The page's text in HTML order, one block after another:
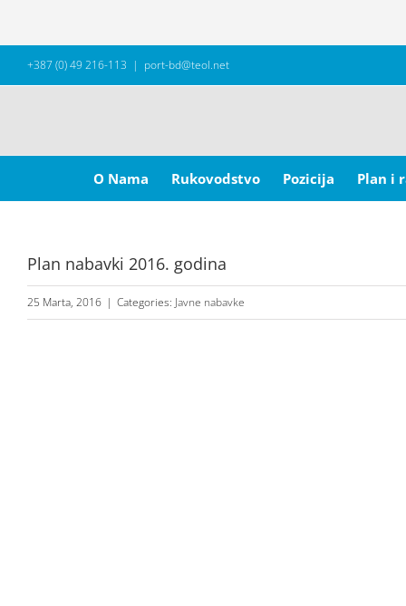
+387 (0) 49 216-113 | port-bd@teol.net
for:
O Nama
Rukovodstvo Pozicija Plan i
Plan nabavki 2016. godina
25 Marta, 2016 | Categories: Javne nabavke